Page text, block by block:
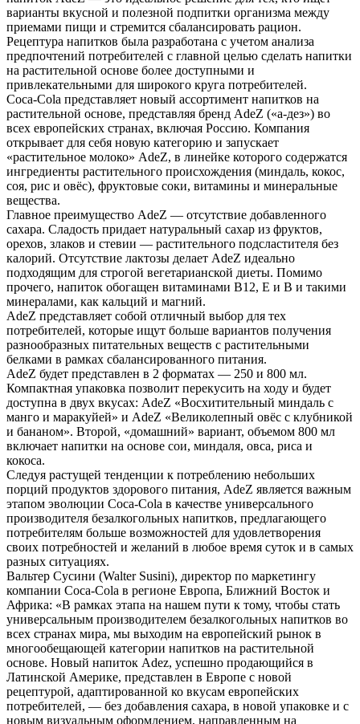
варианты вкусной и полезной подпитки организма между
приемами пищи и стремится сбалансировать рацион.
Рецептура напитков была разработана с учетом анализа
предпочтений потребителей с главной целью сделать напитки
на растительной основе более доступными и
привлекательными для широкого круга потребителей.
Coca-Cola представляет новый ассортимент напитков на
растительной основе, представляя бренд AdeZ («а-дез») во
всех европейских странах, включая Россию. Компания
открывает для себя новую категорию и запускает
«растительное молоко» AdeZ, в линейке которого содержатся
ингредиенты растительного происхождения (миндаль, кокос,
соя, рис и овёс), фруктовые соки, витамины и минеральные
вещества.
Главное преимущество AdeZ — отсутствие добавленного
сахара. Сладость придает натуральный сахар из фруктов,
орехов, злаков и стевии — растительного подсластителя без
калорий. Отсутствие лактозы делает AdeZ идеально
подходящим для строгой вегетарианской диеты. Помимо
прочего, напиток обогащен витаминами B12, E и B и такими
минералами, как кальций и магний.
AdeZ представляет собой отличный выбор для тех
потребителей, которые ищут больше вариантов получения
разнообразных питательных веществ с растительными
белками в рамках сбалансированного питания.
AdeZ будет представлен в 2 форматах — 250 и 800 мл.
Компактная упаковка позволит перекусить на ходу и будет
доступна в двух вкусах: AdeZ «Восхитительный миндаль с
манго и маракуйей» и AdeZ «Великолепный овёс с клубникой
и бананом». Второй, «домашний» вариант, объемом 800 мл
включает напитки на основе сои, миндаля, овса, риса и
кокоса.
Следуя растущей тенденции к потреблению небольших
порций продуктов здорового питания, AdeZ является важным
этапом эволюции Coca-Cola в качестве универсального
производителя безалкогольных напитков, предлагающего
потребителям больше возможностей для удовлетворения
своих потребностей и желаний в любое время суток и в самых
разных ситуациях.
Вальтер Суcини (Walter Susini), директор по маркетингу
компании Coca-Cola в регионе Европа, Ближний Восток и
Африка: «В рамках этапа на нашем пути к тому, чтобы стать
универсальным производителем безалкогольных напитков во
всех странах мира, мы выходим на европейский рынок в
многообещающей категории напитков на растительной
основе. Новый напиток Adez, успешно продающийся в
Латинской Америке, представлен в Европе с новой
рецептурой, адаптированной ко вкусам европейских
потребителей, — без добавления сахара, в новой упаковке и с
новым визуальным оформлением, направленным на